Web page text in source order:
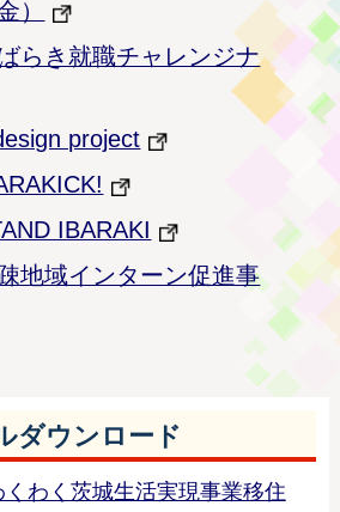
）
らき就職チャレンジナ
project
IBARAKI
地域インターン促進事
ダウンロード
わく茨城生活実現事業移住